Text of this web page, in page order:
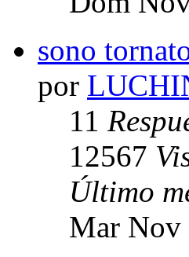
sono
por
11
12567
Último
Mar Nov